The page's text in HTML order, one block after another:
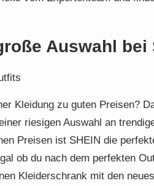
Auswahl bei
Kleidung zu guten Preisen?
riesigen Auswahl an
Preisen ist SHEIN die
ob du nach dem perfekten
Kleiderschrank mit den